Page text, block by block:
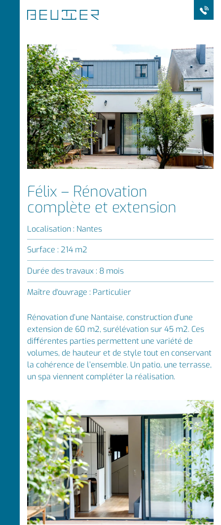
Félix – Rénovation
complète et extension
Localisation : Nantes
Surface : 214 m2
Durée des travaux : 8 mois
Maître d'ouvrage : Particulier
Rénovation d’une Nantaise, construction d’une
extension de 60 m2, surélévation sur 45 m2. Ces
différentes parties permettent une variété de
volumes, de hauteur et de style tout en conservant
la cohérence de l’ensemble. Un patio, une terrasse,
un spa viennent compléter la réalisation.